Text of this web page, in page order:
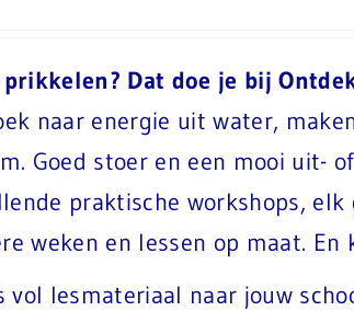
prikkelen? Dat doe je bij
naar energie uit water,
Goed stoer en een mooi uit-
praktische workshops, elk
weken en lessen op maat.
vol lesmateriaal naar jouw